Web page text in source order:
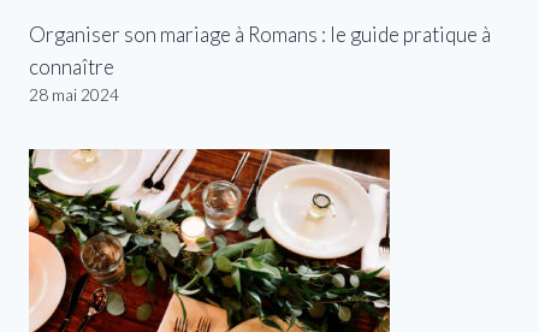
Organiser son mariage à Romans : le guide pratique à
connaître
28 mai 2024